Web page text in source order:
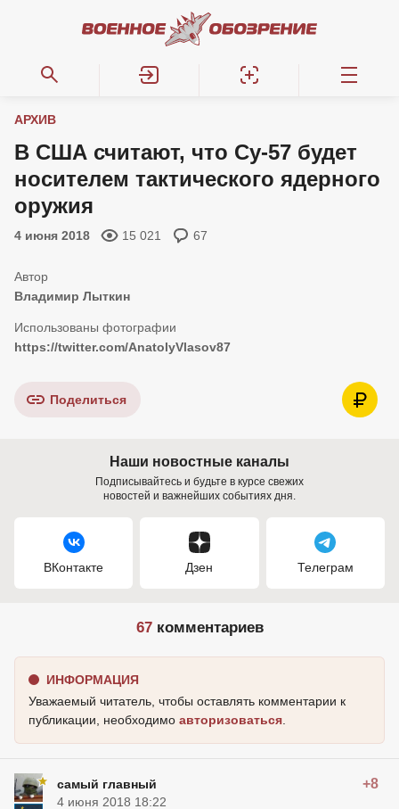
АРХИВ
В США считают, что Су-57 будет
носителем тактического ядерного
оружия
4 июня 2018 15 021 67
Владимир Лыткин
https://twitter.com/AnatolyVlasov87
Поделиться
Наши новостные каналы
Подписывайтесь и будьте в курсе свежих
новостей и важнейших событиях дня.
ВКонтакте Дзен Телеграм
67комментариев
ИНФОРМАЦИЯ
Уважаемый читатель, чтобы оставлять комментарии к
публикации, необходимо авторизоваться
самый главный +8
4 июня 2018 18:22